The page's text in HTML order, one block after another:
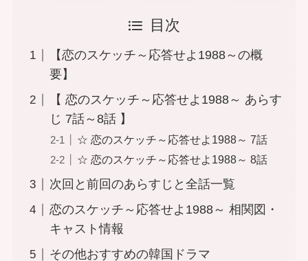
目次
【恋のスケッチ～応答せよ1988～の概
要】
【 恋のスケッチ～応答せよ1988～ あらす
じ 7話～8話 】
☆ 恋のスケッチ～応答せよ1988～ 7話
☆ 恋のスケッチ～応答せよ1988～ 8話
次回と前回のあらすじと全話一覧
恋のスケッチ～応答せよ1988～ 相関図・
キャスト情報
その他おすすめの韓国ドラマ